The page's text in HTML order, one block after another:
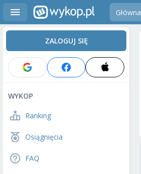
Główna
ZALOGUJ SIĘ
WYKOP
Ranking
Osiągnięcia
FAQ